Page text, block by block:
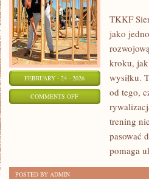
FEBRUARY - 24 - 2026
COMMENTS OFFON
PLANOWANIE
TKKF
jako
kroku,
wysiłku.
od tego,
trening
pasować
pomaga
POSTED BY ADMIN